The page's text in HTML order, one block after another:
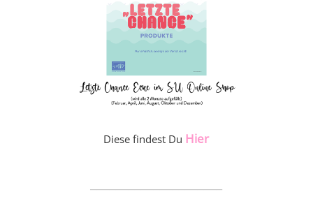
Diese findest Du Hier